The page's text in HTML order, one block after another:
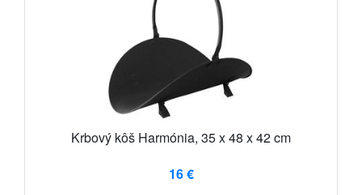
Krbový kôš Harmónia, 35 x 48 x 42 cm
16 €